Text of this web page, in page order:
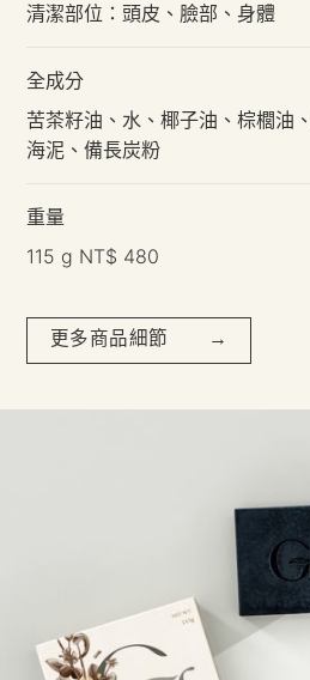
清潔部位：頭皮、臉部、身體
全成分
苦茶籽油、水、椰子油、棕櫚油
海泥、備長炭粉
重量
115 g NT$ 480
更多商品細節 →